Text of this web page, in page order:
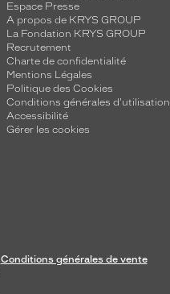
Espace Presse
A propos de KRYS GROUP
La Fondation KRYS GROUP
Recrutement
Charte de confidentialité
Mentions Légales
Politique des Cookies
Conditions générales d'utilisation
Accessibilité
Gérer les cookies
Conditions générales de vente